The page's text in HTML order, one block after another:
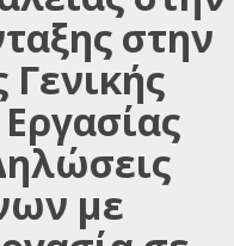
στην
Γενικής
με